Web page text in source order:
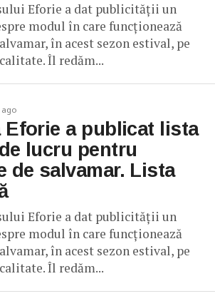
Eforie a dat publicității un
modul în care funcționează
în acest sezon estival, pe
Îl redăm...
ago
Eforie a publicat lista
lucru pentru
de salvamar. Lista
Eforie a dat publicității un
modul în care funcționează
în acest sezon estival, pe
Îl redăm...